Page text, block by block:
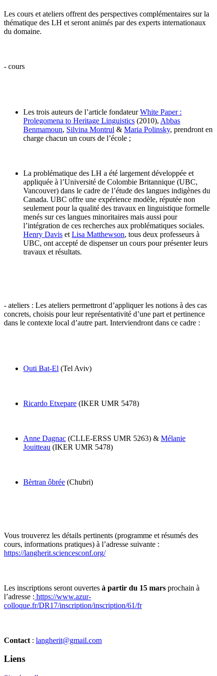
Les cours et ateliers offrent des perspectives complémentaires sur la
thématique des LH et seront animés par des experts internationaux
du domaine.
- cours
Les trois auteurs de l’article fondateurWhite Paper :
Prolegomena to Heritage Linguistics (2010), Abbas
Benmamoun, Silvina Montrul & Maria Polinsky, prendront en
charge chacun un cours de l’école ;
La problématique des LH a été largement développée et
appliquée à l’Université de Colombie Britannique (UBC,
Vancouver) dans le cadre de l’étude des langues indigènes du
Canada. UBC offre une expérience modèle, réputée non
seulement pour la qualité des travaux en linguistique formelle
menés sur ces langues minoritaires mais aussi pour
l’intégration de ces recherches aux problématiques sociales.
Henry Davis et Lisa Matthewson, tous deux professeurs à
UBC, ont accepté de dispenser un cours pour présenter leurs
travaux et résultats.
- ateliers : Les ateliers permettront d’appliquer les notions à des cas
concrets, choisis pour leur représentativité d’une part et pertinence
dans le contexte local d’autre part. Interviendront dans ce cadre :
Outi Bat-El (Tel Aviv)
Ricardo Etxepare (IKER UMR 5478)
Anne Dagnac (CLLE-ERSS UMR 5263) & Mélanie
Jouitteau (IKER UMR 5478)
Bèrtran ôbrée (Chubri)
Vous trouverez les détails pertinents (programme et résumés des
cours, informations pratiques) à l’adresse suivante :
https://langherit.sciencesconf.org/
Les inscriptions seront ouvertes à partir du 15 mars prochain à
l’adresse : https://www.azur-
colloque.fr/DR17/inscription/inscription/61/fr
Contact : langherit@gmail.com
Liens